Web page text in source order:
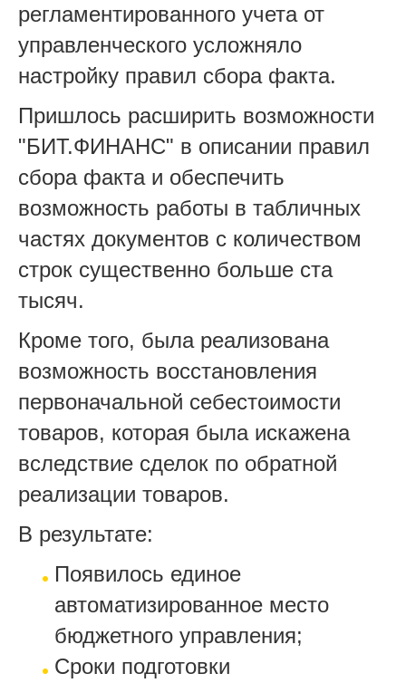
регламентированного учета от
управленческого усложняло
настройку правил сбора факта.
Пришлось расширить возможности
"БИТ.ФИНАНС" в описании правил
сбора факта и обеспечить
возможность работы в табличных
частях документов с количеством
строк существенно больше ста
тысяч.
Кроме того, была реализована
возможность восстановления
первоначальной себестоимости
товаров, которая была искажена
вследствие сделок по обратной
реализации товаров.
В результате:
Появилось единое
автоматизированное место
бюджетного управления;
Сроки подготовки